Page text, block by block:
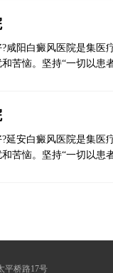
咸阳白癜风医院是集
苦恼。坚持“一切以患
延安白癜风医院是集
苦恼。坚持“一切以患
桥路17号